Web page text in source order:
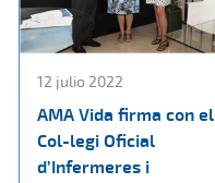
12 julio 2022
AMA Vida firma con el
Col-legi Oficial
d’Infermeres i